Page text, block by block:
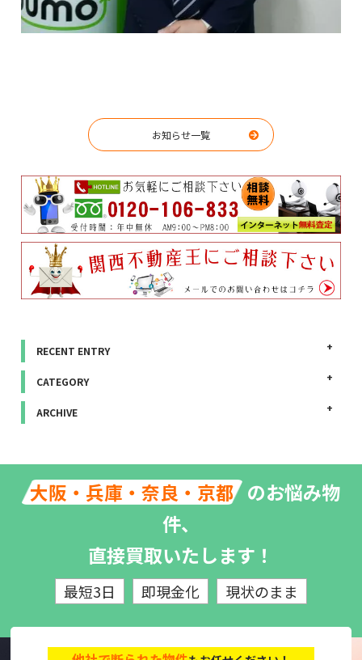
お知らせ一覧
RECENT ENTRY
CATEGORY
ARCHIVE
大阪・兵庫・奈良・京都 のお悩み物
件、
直接買取いたします！
最短3日 即現金化 現状のまま